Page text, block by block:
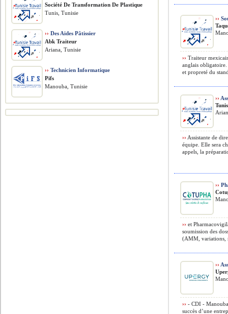
››
›› Traiteur
anglais obligatoire.
et propreté du
››
›› Assistante de
équipe. Elle sera
appels, la
››
›› et
soumission des
(AMM, variations,
››
›› - CDI -
succès d’une
Société De Transformation De Plastique
Tunis, Tunisie
›› Des Aides Pâtissier
Abk Traiteur
Ariana, Tunisie
›› Technicien Informatique
Pifs
Manouba, Tunisie